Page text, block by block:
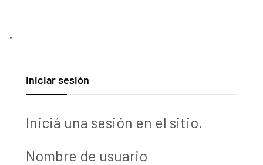
.
Iniciar sesión
Iniciá una sesión en el sitio.
Nombre de usuario